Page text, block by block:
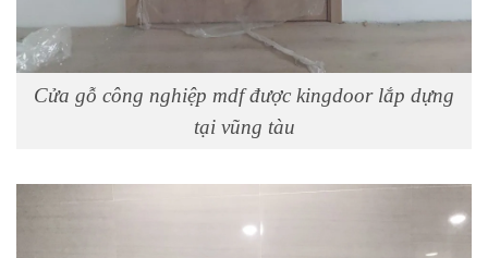
Cửa gỗ công nghiệp mdf được kingdoor lắp dựng
tại vũng tàu